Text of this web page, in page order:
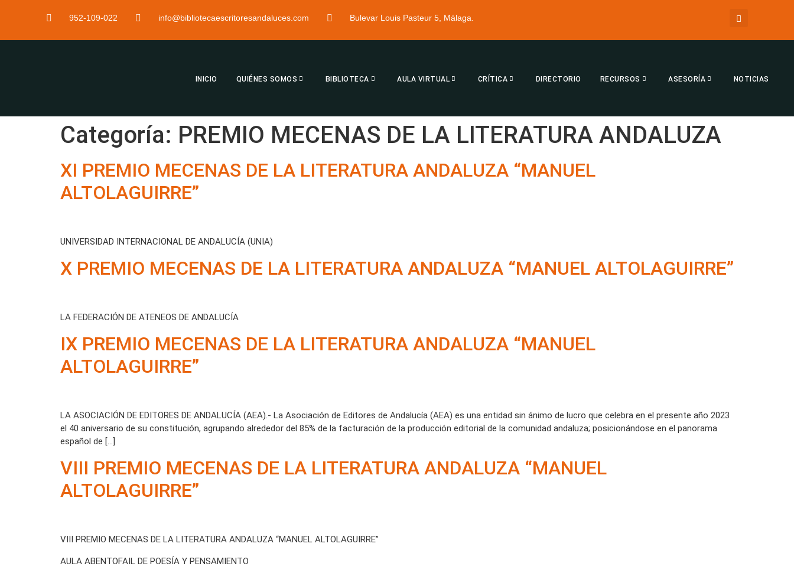
952-109-022 info@bibliotecaescritoresandaluces.com Bulevar Louis Pasteur 5, Málaga.
INICIO QUIÉNES SOMOS BIBLIOTECA AULA VIRTUAL CRÍTICA DIRECTORIO RECURSOS ASESORÍA NOTICIAS
Categoría: PREMIO MECENAS DE LA LITERATURA ANDALUZA
XI PREMIO MECENAS DE LA LITERATURA ANDALUZA “MANUEL
ALTOLAGUIRRE”
UNIVERSIDAD INTERNACIONAL DE ANDALUCÍA (UNIA)
X PREMIO MECENAS DE LA LITERATURA ANDALUZA “MANUEL ALTOLAGUIRRE”
LA FEDERACIÓN DE ATENEOS DE ANDALUCÍA
IX PREMIO MECENAS DE LA LITERATURA ANDALUZA “MANUEL
ALTOLAGUIRRE”
LA ASOCIACIÓN DE EDITORES DE ANDALUCÍA (AEA).- La Asociación de Editores de Andalucía (AEA) es una entidad sin ánimo de lucro que celebra en el presente año 2023
el 40 aniversario de su constitución, agrupando alrededor del 85% de la facturación de la producción editorial de la comunidad andaluza; posicionándose en el panorama
español de […]
VIII PREMIO MECENAS DE LA LITERATURA ANDALUZA “MANUEL
ALTOLAGUIRRE”
VIII PREMIO MECENAS DE LA LITERATURA ANDALUZA “MANUEL ALTOLAGUIRRE”
AULA ABENTOFAIL DE POESÍA Y PENSAMIENTO